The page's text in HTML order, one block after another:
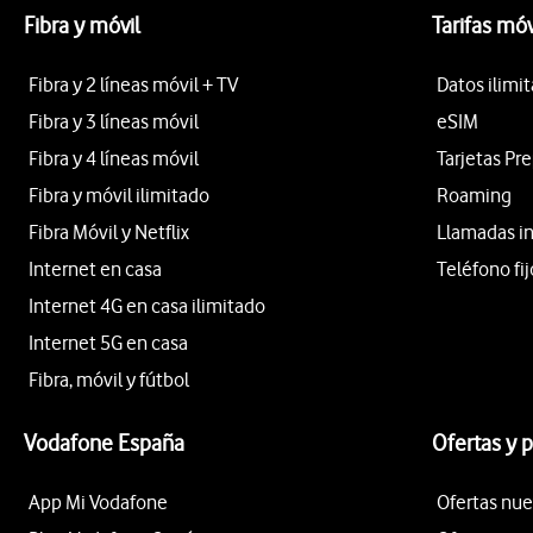
Fibra y móvil
Fibra y 2 líneas móvil + TV
Fibra y 3 líneas móvil
Fibra y 4 líneas móvil
Fibra y móvil ilimitado
Fibra Móvil y Netflix
Internet en casa
Internet 4G en casa ilimitado
Internet 5G en casa
Fibra, móvil y fútbol
Tarifas
Datos
eSIM
Tarjetas
Roaming
Llamadas
Teléfono
Vodafone España
App Mi Vodafone
Ofertas y
Ofertas